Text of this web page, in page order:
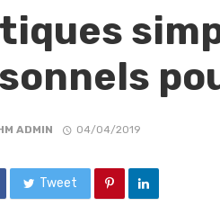
ADMIN 04/04/2019
Tweet